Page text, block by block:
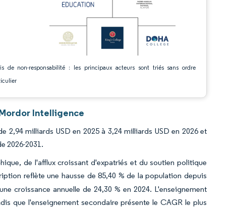
de non-responsabilité : les principaux acteurs sont triés sans ordre
Intelligence
milliards USD en 2025 à 3,24 milliards USD en 2026 et
2026-2031.
de l'afflux croissant d'expatriés et du soutien politique
reflète une hausse de 85,40 % de la population depuis
croissance annuelle de 24,30 % en 2024. L'enseignement
que l'enseignement secondaire présente le CAGR le plus